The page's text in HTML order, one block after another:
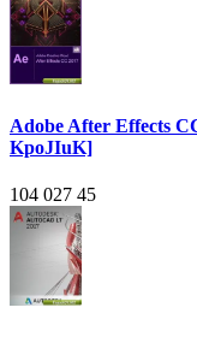
Adobe After Effects
KpoJIuK]
104 027 45